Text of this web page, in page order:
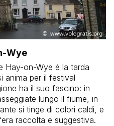
Wye
Hay-on-Wye è la tarda
anima per il festival
ha il suo fascino: in
lungo il fiume, in
si tinge di colori caldi, e
raccolta e suggestiva.